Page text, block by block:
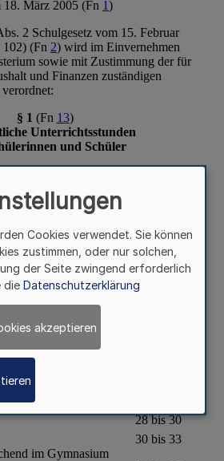
Cookies verwendet. Sie können
zustimmen, oder nur solchen,
der Seite zwingend erforderlich
die Datenschutzerklärung
akzeptieren